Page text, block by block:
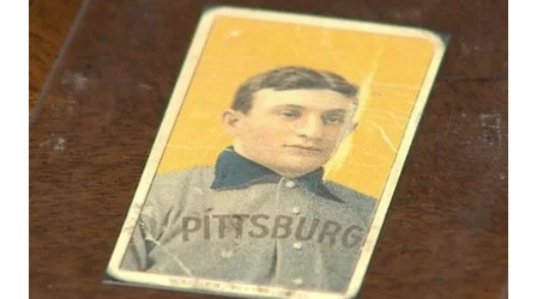
WN
TAPANULI
SELATAN
TANJUNG
LESUNG
WN